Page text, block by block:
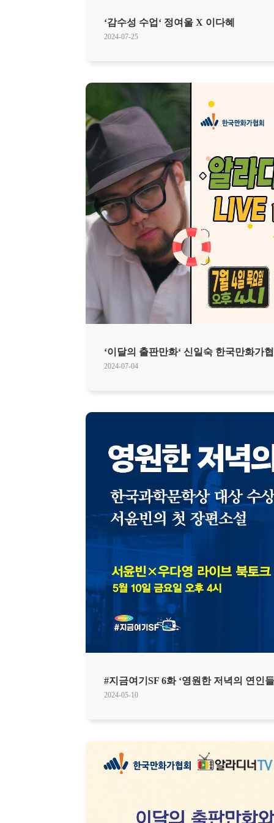
‘감수성 수업‘ 정여울 X 이다혜
2024-07-25
‘이달의 출판만화‘ 신일숙 한국만화가
2024-07-04
#지금여기SF 6화 ‘영원한 저녁의 연인
2024-05-10